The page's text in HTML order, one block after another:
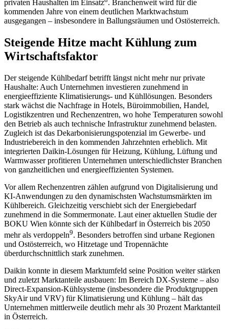
privaten Haushalten im Einsatz . Branchenweit wird für die
kommenden Jahre von einem deutlichen Marktwachstum
ausgegangen – insbesondere in Ballungsräumen und Ostösterreich.
Steigende Hitze macht Kühlung zum
Wirtschaftsfaktor
Der steigende Kühlbedarf betrifft längst nicht mehr nur private
Haushalte: Auch Unternehmen investieren zunehmend in
energieeffiziente Klimatisierungs- und Kühllösungen. Besonders
stark wächst die Nachfrage in Hotels, Büroimmobilien, Handel,
Logistikzentren und Rechenzentren, wo hohe Temperaturen sowohl
den Betrieb als auch technische Infrastruktur zunehmend belasten.
Zugleich ist das Dekarbonisierungspotenzial im Gewerbe- und
Industriebereich in den kommenden Jahrzehnten erheblich. Mit
integrierten Daikin-Lösungen für Heizung, Kühlung, Lüftung und
Warmwasser profitieren Unternehmen unterschiedlichster Branchen
von ganzheitlichen und energieeffizienten Systemen.
Vor allem Rechenzentren zählen aufgrund von Digitalisierung und
KI-Anwendungen zu den dynamischsten Wachstumsmärkten im
Kühlbereich. Gleichzeitig verschiebt sich der Energiebedarf
zunehmend in die Sommermonate. Laut einer aktuellen Studie der
BOKU Wien könnte sich der Kühlbedarf in Österreich bis 2050
mehr als verdoppeln9. Besonders betroffen sind urbane Regionen
und Ostösterreich, wo Hitzetage und Tropennächte
überdurchschnittlich stark zunehmen.
Daikin konnte in diesem Marktumfeld seine Position weiter stärken
und zuletzt Marktanteile ausbauen: Im Bereich DX-Systeme – also
Direct-Expansion-Kühlsysteme (insbesondere die Produktgruppen
SkyAir und VRV) für Klimatisierung und Kühlung – hält das
Unternehmen mittlerweile deutlich mehr als 30 Prozent Marktanteil
in Österreich.